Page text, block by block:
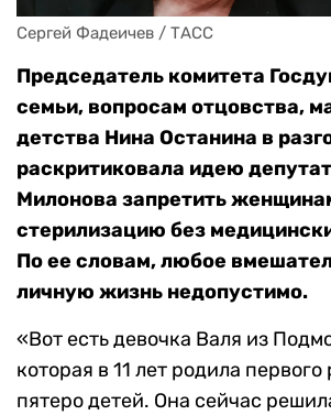
Сергей Фадеичев / ТАСС
Председатель комитета
семьи, вопросам отцовства,
детства Нина Останина в
раскритиковала идею
Милонова запретить
стерилизацию без
По ее словам, любое
личную жизнь недопустимо.
«Вот есть девочка Валя из
которая в 11 лет родила
пятеро детей. Она сейчас